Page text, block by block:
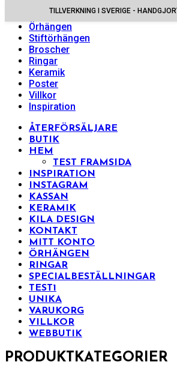
Halsband
Örhängen
Stiftörhängen
Broscher
Ringar
Keramik
Poster
Villkor
Inspiration
ÅTERFÖRSÄLJARE
BUTIK
HEM
TEST FRAMSIDA
INSPIRATION
INSTAGRAM
KASSAN
KERAMIK
KILA DESIGN
KONTAKT
MITT KONTO
ÖRHÄNGEN
RINGAR
SPECIALBESTÄLLNINGAR
TEST1
UNIKA
VARUKORG
VILLKOR
WEBBUTIK
PRODUKTKATEGORIER
TILLVERKNING I SVERIGE -